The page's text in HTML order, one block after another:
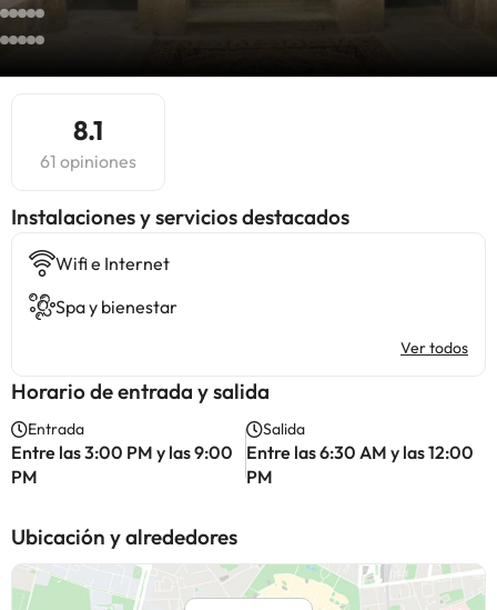
8.1
61 opiniones
Instalaciones y servicios destacados
Wifi e Internet
Spa y bienestar
Ver todos
Horario de entrada y salida
Entrada
Entre las 3:00 PM y las 9:00
PM
Salida
Entre las 6:30 AM y las 12:00
PM
Ubicación y alrededores